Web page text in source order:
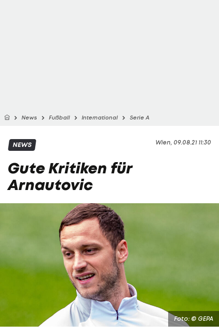
News Fußball International Serie A
Wien, 09.08.21 11:30
NEWS
Gute Kritiken für
Arnautovic
Foto: © GEPA